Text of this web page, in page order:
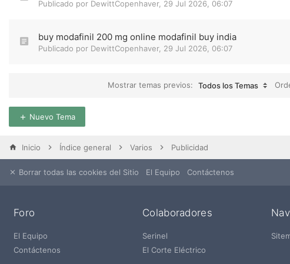
Publicado por DewittCopenhaver, 29 Jul 2026, 06:07
buy modafinil 200 mg online modafinil buy india
Publicado por DewittCopenhaver, 29 Jul 2026, 06:07
Mostrar temas previos: Todos los Temas
Nuevo Tema
Inicio Índice general Varios Publicidad
Borrar todas las cookies del Sitio El Equipo Contáctenos
Foro
El Equipo
Contáctenos
Colaboradores
Serinel
El Corte Eléctrico